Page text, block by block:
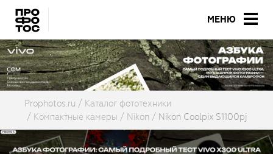
МЕНЮ
Prophotos.ru
Каталог фототехники
Компактные камеры
Nikon Nikon Coolpix S1100pj